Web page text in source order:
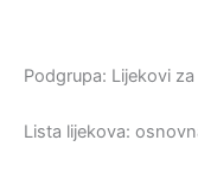
Podgrupa: Lijekovi
Lista lijekova: